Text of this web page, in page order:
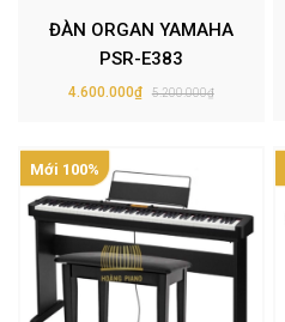
ĐÀN ORGAN YAMAHA
PSR-E383
4.600.000₫ 5.200.000₫
Mới 100%